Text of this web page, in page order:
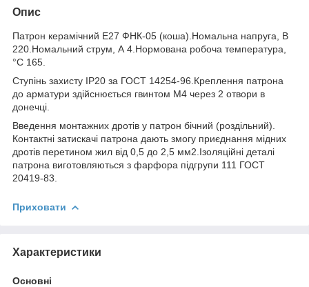
Опис
Патрон керамічний Е27 ФНК-05 (коша).Номальна напруга, В
220.Номальний струм, А 4.Нормована робоча температура,
°C 165.
Ступінь захисту IР20 за ГОСТ 14254-96.Креплення патрона
до арматури здійснюється гвинтом М4 через 2 отвори в
донечці.
Введення монтажних дротів у патрон бічний (роздільний).
Контактні затискачі патрона дають змогу приєднання мідних
дротів перетином жил від 0,5 до 2,5 мм2.Ізоляційні деталі
патрона виготовляються з фарфора підгрупи 111 ГОСТ
20419-83.
Приховати
Характеристики
Основні